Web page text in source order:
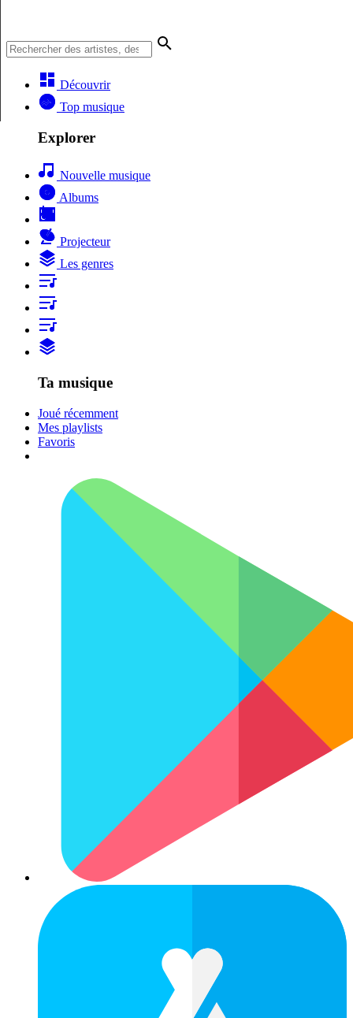
Découvrir
Top musique
Explorer
Nouvelle musique
Albums
Projecteur
Les genres
Ta musique
Joué récemment
Mes playlists
Favoris